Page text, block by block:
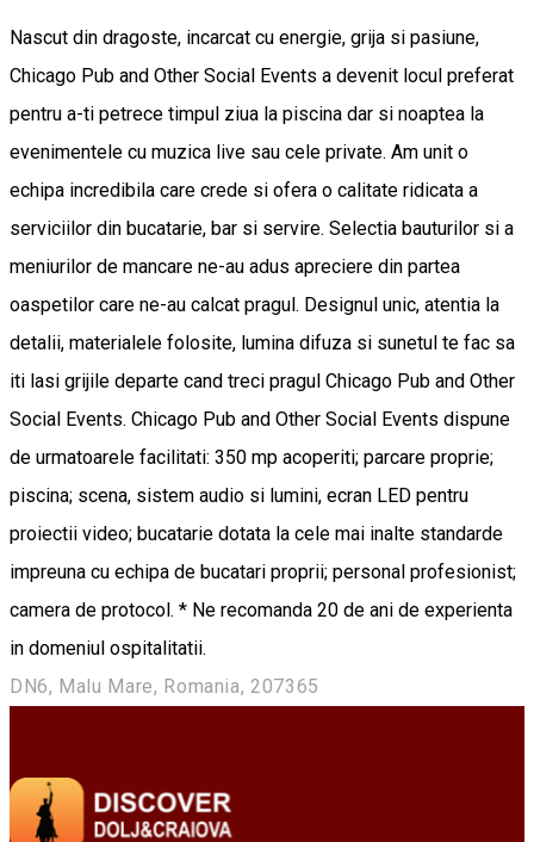
Nascut din dragoste, incarcat cu energie, grija si pasiune,
Chicago Pub and Other Social Events a devenit locul preferat
pentru a-ti petrece timpul ziua la piscina dar si noaptea la
evenimentele cu muzica live sau cele private. Am unit o
echipa incredibila care crede si ofera o calitate ridicata a
serviciilor din bucatarie, bar si servire. Selectia bauturilor si a
meniurilor de mancare ne-au adus apreciere din partea
oaspetilor care ne-au calcat pragul. Designul unic, atentia la
detalii, materialele folosite, lumina difuza si sunetul te fac sa
iti lasi grijile departe cand treci pragul Chicago Pub and Other
Social Events. Chicago Pub and Other Social Events dispune
de urmatoarele facilitati: 350 mp acoperiti; parcare proprie;
piscina; scena, sistem audio si lumini, ecran LED pentru
proiectii video; bucatarie dotata la cele mai inalte standarde
impreuna cu echipa de bucatari proprii; personal profesionist;
camera de protocol. * Ne recomanda 20 de ani de experienta
in domeniul ospitalitatii.
DN6, Malu Mare, Romania, 207365